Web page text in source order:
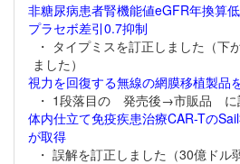
非糖尿病患者腎機能値eGFR年換算
プラセボ差引0.7抑制
・ タイプミスを訂正しました（下
ました）
視力を回復する無線の網膜移植製品
・ 1段落目の 発売後→市販品 に
体内仕立て免疫疾患治療CAR-Tの
が取得
・ 誤解を訂正しました（30億ドル